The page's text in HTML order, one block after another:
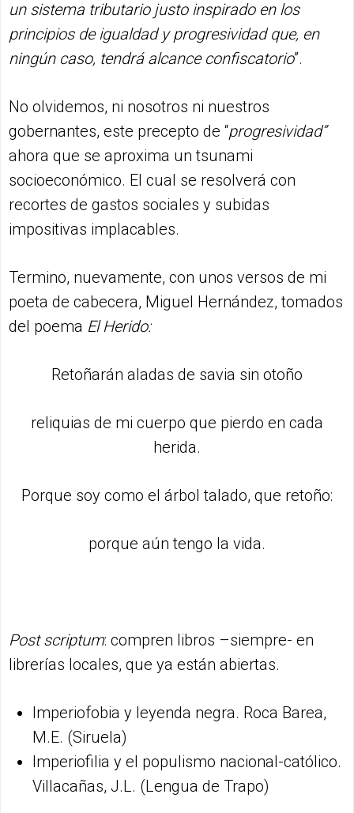
un sistema tributario justo inspirado en los
principios de igualdad y progresividad que, en
ningún caso, tendrá alcance confiscatorio”.
No olvidemos, ni nosotros ni nuestros
gobernantes, este precepto de “progresividad”
ahora que se aproxima un tsunami
socioeconómico. El cual se resolverá con
recortes de gastos sociales y subidas
impositivas implacables.
Termino, nuevamente, con unos versos de mi
poeta de cabecera, Miguel Hernández, tomados
del poema El Herido:
Retoñarán aladas de savia sin otoño
reliquias de mi cuerpo que pierdo en cada
herida.
Porque soy como el árbol talado, que retoño:
porque aún tengo la vida.
Post scriptum: compren libros –siempre- en
librerías locales, que ya están abiertas.
Imperiofobia y leyenda negra. Roca Barea,
M.E. (Siruela)
Imperiofilia y el populismo nacional-católico.
Villacañas, J.L. (Lengua de Trapo)